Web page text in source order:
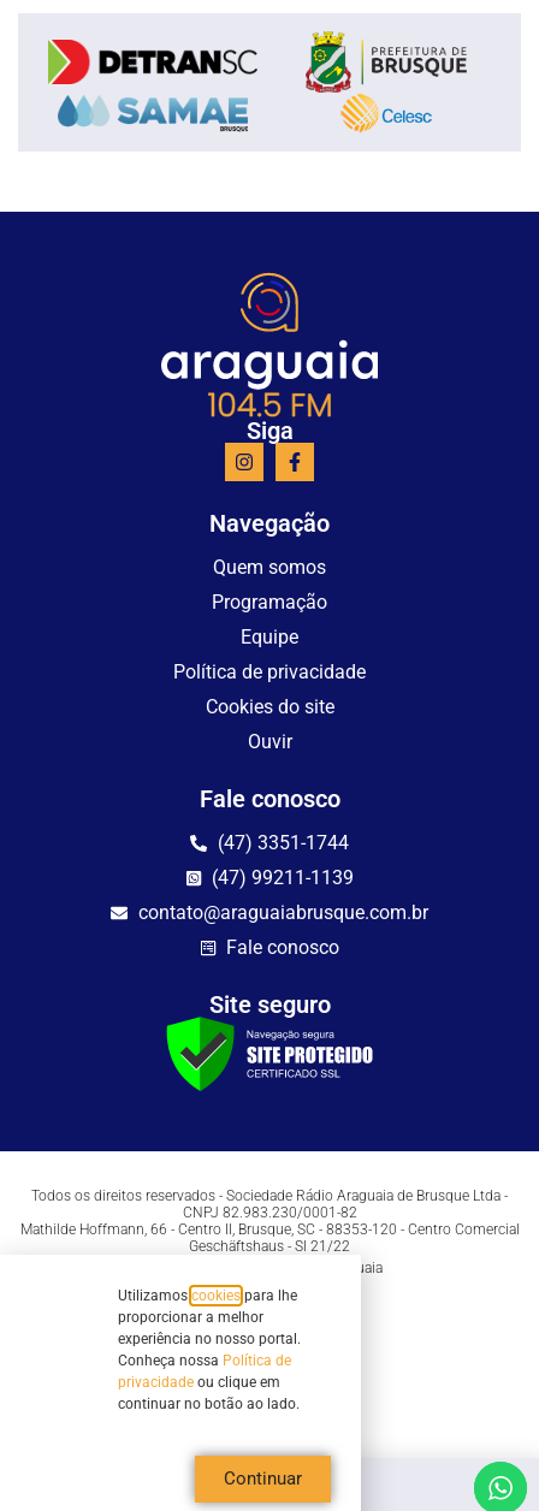
Siga
Navegação
Quem somos
Programação
Equipe
Política de privacidade
Cookies do site
Ouvir
Fale conosco
(47) 3351-1744
(47) 99211-1139
contato@araguaiabrusque.com.br
Fale conosco
Site seguro
Todos os direitos reservados - Sociedade Rádio Araguaia de Brusque Ltda -
CNPJ 82.983.230/0001-82
Mathilde Hoffmann, 66 - Centro II, Brusque, SC - 88353-120 - Centro Comercial
Geschäftshaus - Sl 21/22
Copyright © 2026 | Rádio Araguaia
Utilizamos cookies para lhe
proporcionar a melhor
experiência no nosso portal.
Conheça nossa Política de
privacidade ou clique em
continuar no botão ao lado.
Continuar